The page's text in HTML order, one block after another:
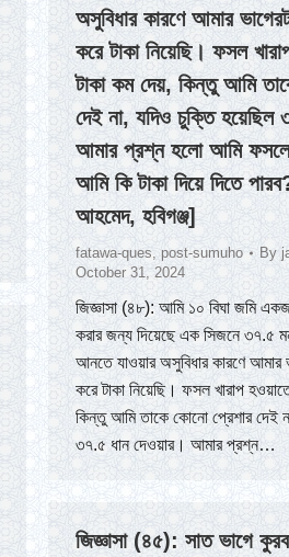
অসুবিধার কারণে আমার
করে টাকা নিয়েছি। ফসল
টাকা কম দেয়, কিন্তু আমি
দেই না, যদিও চুক্তি হয়েছিল
আমার প্রশ্ন হলো আমি
আমি কি টাকা দিয়ে দিতে
আহমেদ, হবিগঞ্জ]
fatawa-ques, post-sumuho By
October 31, 2024
জিজ্ঞাসা (৪৮): আমি ১০ বিঘা জমি
করার জন্য দিয়েছে এক সিজনে ৩৭.৫
আনতে যাওয়ার অসুবিধার কারণে আমার
করে টাকা নিয়েছি। ফসল খারাপ
কিন্তু আমি তাকে কোনো প্রেশার দেই
৩৭.৫ ধান দেওয়ার। আমার প্রশ্ন…
জিজ্ঞাসা (৪৫): সাত ভাগে